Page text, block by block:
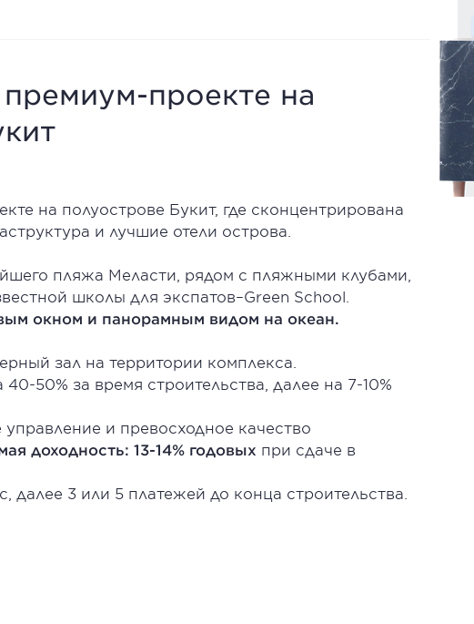
проекте на
на полуострове Букит, где сконцентрирована
и лучшие отели острова.
пляжа Меласти, рядом с пляжными клубами,
школы для экспатов–Green School.
окном и панорамным видом на океан.
зал на территории комплекса.
50% за время строительства, далее на 7-10%
и превосходное качество
доходность: 13-14% годовых при сдаче в
далее 3 или 5 платежей до конца строительства.